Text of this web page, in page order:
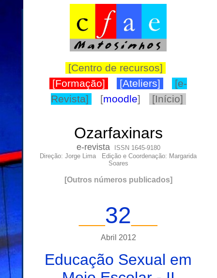
[Centro de recursos]
[Formação]
[Ateliers]
[e-
Revista]
[moodle] [Início]
Ozarfaxinars
e-revista
ISSN 1645-9180
Direção: Jorge Lima Edição e Coordenação: Margarida
Soares
[Outros números publicados]
32
Abril 2012
Educação Sexual em